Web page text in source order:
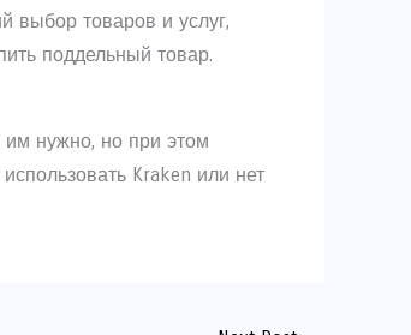
выбор товаров и услуг,
поддельный товар.
им нужно, но при этом
Kraken или нет